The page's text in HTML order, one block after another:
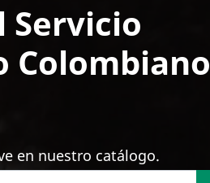
Servicio
Colombiano
en nuestro catálogo.